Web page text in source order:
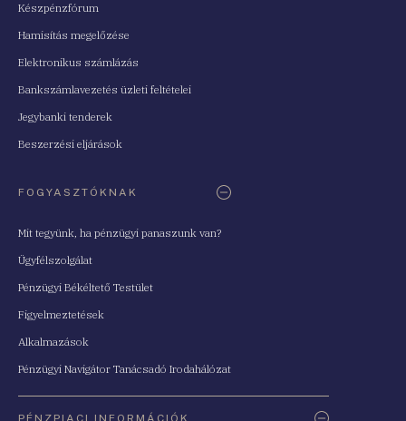
Készpénzfórum
Hamisítás megelőzése
Elektronikus számlázás
Bankszámlavezetés üzleti feltételei
Jegybanki tenderek
Beszerzési eljárások
FOGYASZTÓKNAK
Mit tegyünk, ha pénzügyi panaszunk van?
Ügyfélszolgálat
Pénzügyi Békéltető Testület
Figyelmeztetések
Alkalmazások
Pénzügyi Navigátor Tanácsadó Irodahálózat
PÉNZPIACI INFORMÁCIÓK